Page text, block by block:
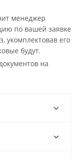
менеджер
по вашей заявке
укомплектовав его
будут.
на